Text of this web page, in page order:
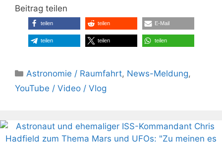
Beitrag teilen
teilen teilen E-Mail
teilen teilen teilen
Kategorien
Astronomie / Raumfahrt, News-Meldung,
YouTube / Video / Vlog